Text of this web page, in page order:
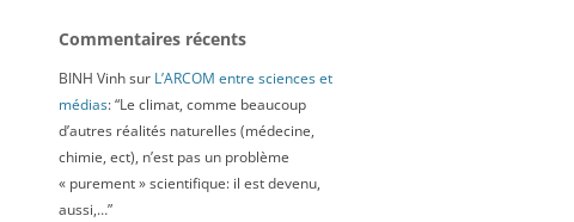
Commentaires récents
BINH Vinhsur L’ARCOM entre sciences et
médias: “Le climat, comme beaucoup
d’autres réalités naturelles (médecine,
chimie, ect), n’est pas un problème
« purement » scientifique: il est devenu,
aussi,…”